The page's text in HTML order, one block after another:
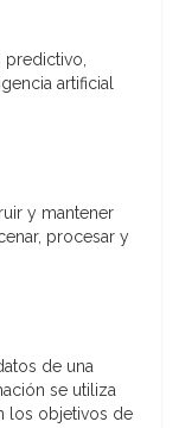
predictivo,
artificial
y mantener
procesar y
de una
se utiliza
los objetivos de